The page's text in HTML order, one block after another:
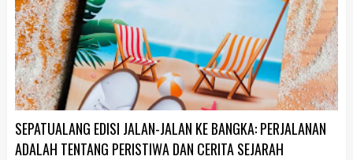
SEPATUALANG EDISI JALAN-JALAN KE BANGKA: PERJALANAN
ADALAH TENTANG PERISTIWA DAN CERITA SEJARAH